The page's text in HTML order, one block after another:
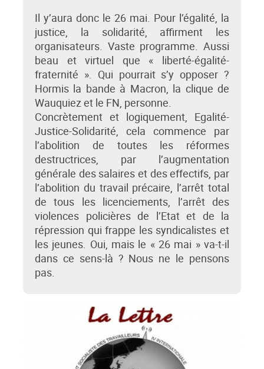
Il y’aura donc le 26 mai. Pour l’égalité, la
justice, la solidarité, affirment les
organisateurs. Vaste programme. Aussi
beau et virtuel que « liberté-égalité-
fraternité ». Qui pourrait s’y opposer ?
Hormis la bande à Macron, la clique de
Wauquiez et le FN, personne.
Concrètement et logiquement, Egalité-
Justice-Solidarité, cela commence par
l’abolition de toutes les réformes
destructrices, par l’augmentation
générale des salaires et des effectifs, par
l’abolition du travail précaire, l’arrêt total
de tous les licenciements, l’arrêt des
violences policières de l’Etat et de la
répression qui frappe les syndicalistes et
les jeunes. Oui, mais le « 26 mai » va-t-il
dans ce sens-là ? Nous ne le pensons
pas.